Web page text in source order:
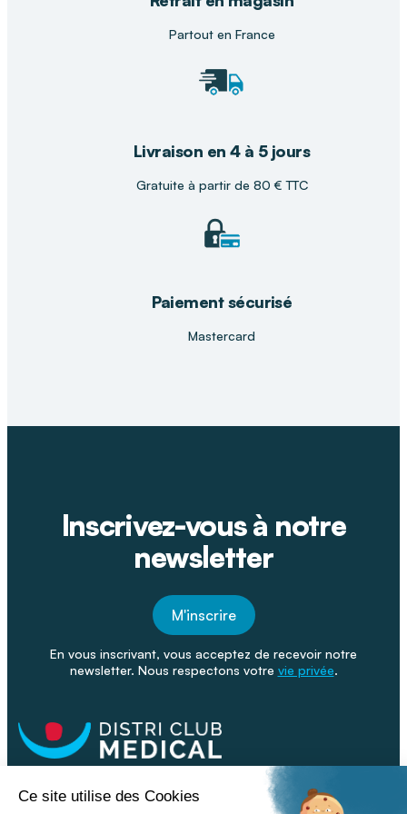
Partout en France
Livraison en 4 à 5 jours
Gratuite à partir de 80 € TTC
Paiement sécurisé
Mastercard
Inscrivez-vous à notre
newsletter
M'inscrire
En vous inscrivant, vous acceptez de recevoir notre
newsletter. Nous respectons votre vie privée.